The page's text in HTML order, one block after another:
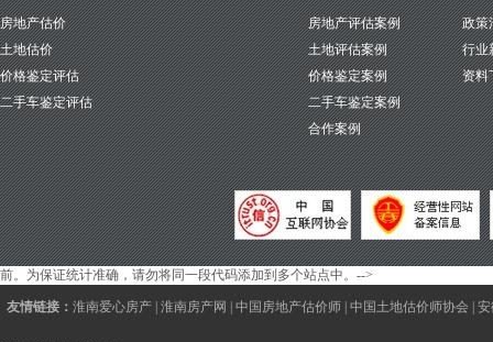
房地产估价
土地估价
价格鉴定评估
二手车鉴定评估
房地产评估案例
土地评估案例
价格鉴定案例
二手车鉴定案例
合作案例
政策
行业
资料
前。为保证统计准确，请勿将同一段代码添加到多个站点中。-->
友情链接： 淮南爱心房产 淮南房产网 中国房地产估价师 中国土地估价师协会